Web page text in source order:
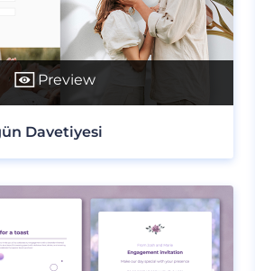
Preview
Davetiyesi